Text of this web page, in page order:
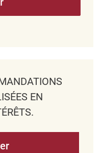
EN